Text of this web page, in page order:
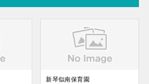
新琴似南保育園